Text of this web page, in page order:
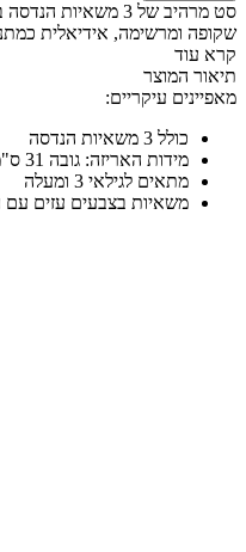
סט מרהיב של 3
שקופה ומרשימה, אידיאלית
קרא עוד
תיאור המוצר
מאפיינים עיקריים:
כולל 3 משאיות הנדסה
מידות האריזה: גובה 31 ס"מ, רוחב 25 ס"מ, עומק 9 ס"מ
מתאים לגילאי 3 ומעלה
משאיות בצבעים עזים עם